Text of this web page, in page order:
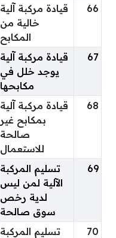
66
قيادة مركبة آلية
خالية من
المكابح
67
قيادة مركبة آلية
يوجد خلل في
مكابحها
68
قيادة مركبة آلية
بمكابح غير
صالحة
للاستعمال
69
تسليم المركبة
الآلية لمن ليس
لدية رخص
سوق صالحة
70
تسليم المركبة